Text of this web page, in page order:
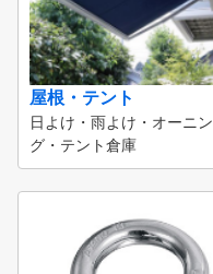
屋根・テント
日よけ・雨よけ・オーニン
グ・テント倉庫